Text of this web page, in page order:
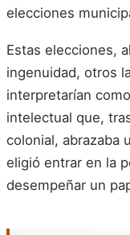
elecciones
Estas elecciones,
ingenuidad, otros
interpretarían
intelectual que,
colonial, abrazaba
eligió entrar en la
desempeñar un